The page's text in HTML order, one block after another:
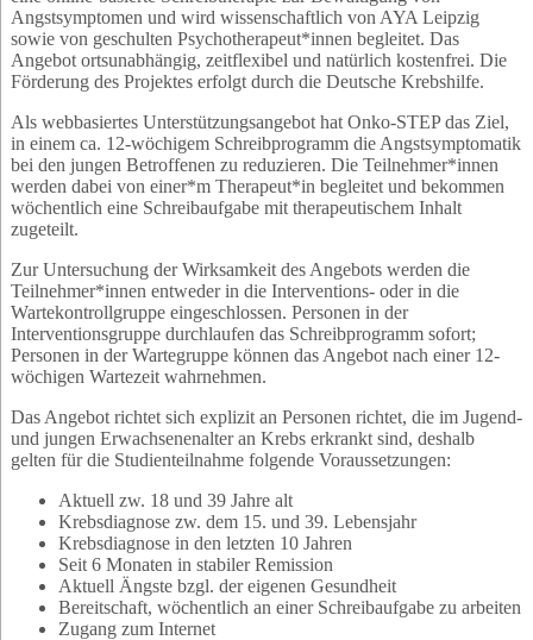
Angstsymptomen und wird wissenschaftlich von AYA Leipzig
sowie von geschulten Psychotherapeut*innen begleitet. Das
Angebot ortsunabhängig, zeitflexibel und natürlich kostenfrei. Die
Förderung des Projektes erfolgt durch die Deutsche Krebshilfe.
Als webbasiertes Unterstützungsangebot hat Onko-STEP das Ziel,
in einem ca. 12-wöchigem Schreibprogramm die Angstsymptomatik
bei den jungen Betroffenen zu reduzieren. Die Teilnehmer*innen
werden dabei von einer*m Therapeut*in begleitet und bekommen
wöchentlich eine Schreibaufgabe mit therapeutischem Inhalt
zugeteilt.
Zur Untersuchung der Wirksamkeit des Angebots werden die
Teilnehmer*innen entweder in die Interventions- oder in die
Wartekontrollgruppe eingeschlossen. Personen in der
Interventionsgruppe durchlaufen das Schreibprogramm sofort;
Personen in der Wartegruppe können das Angebot nach einer 12-
wöchigen Wartezeit wahrnehmen.
Das Angebot richtet sich explizit an Personen richtet, die im Jugend-
und jungen Erwachsenenalter an Krebs erkrankt sind, deshalb
gelten für die Studienteilnahme folgende Voraussetzungen:
Aktuell zw. 18 und 39 Jahre alt
Krebsdiagnose zw. dem 15. und 39. Lebensjahr
Krebsdiagnose in den letzten 10 Jahren
Seit 6 Monaten in stabiler Remission
Aktuell Ängste bzgl. der eigenen Gesundheit
Bereitschaft, wöchentlich an einer Schreibaufgabe zu arbeiten
Zugang zum Internet